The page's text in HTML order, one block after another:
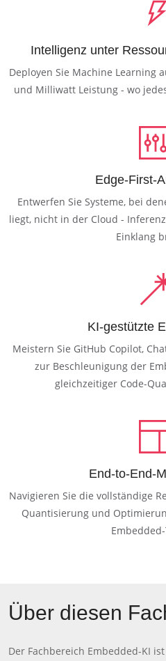
Intelligenz unter
Deployen Sie Machine Learning
und Milliwatt Leistung - wo
Edge-First-
Entwerfen Sie Systeme, bei
liegt, nicht in der Cloud -
Einklang
KI-gestützte
Meistern Sie GitHub Copilot,
zur Beschleunigung der
gleichzeitiger Code-
End-to-End-
Navigieren Sie die vollständige
Quantisierung und
Über diesen
Der Fachbereich Embedded-KI